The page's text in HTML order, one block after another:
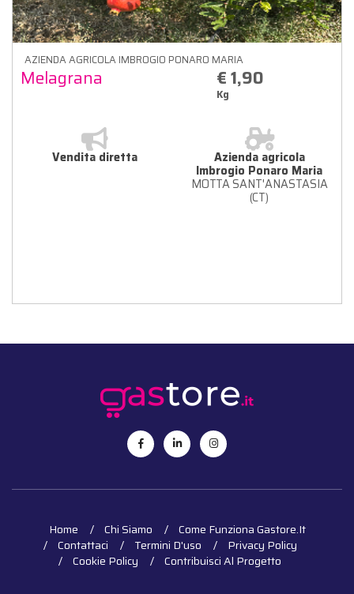
AZIENDA AGRICOLA IMBROGIO PONARO MARIA
Melagrana € 1,90
Kg
Vendita diretta Azienda agricola
Imbrogio Ponaro Maria
MOTTA SANT'ANASTASIA
(CT)
Home Chi Siamo
Come Funziona Gastore.it
Contattaci
Termini D'uso
Privacy Policy
Cookie Policy
Contribuisci Al Progetto